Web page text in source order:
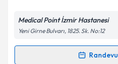
Kişisel verilerimin
Medical Point İzmir Hastanesi
Yeni Girne Bulvarı, 1825. Sk. No:12
Randevu Takvimi